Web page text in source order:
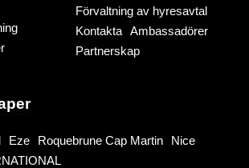
Förvaltning av hyresavtal
Kontakta
Ambassadörer
Partnerskap
Eze Roquebrune Cap Martin
Nice